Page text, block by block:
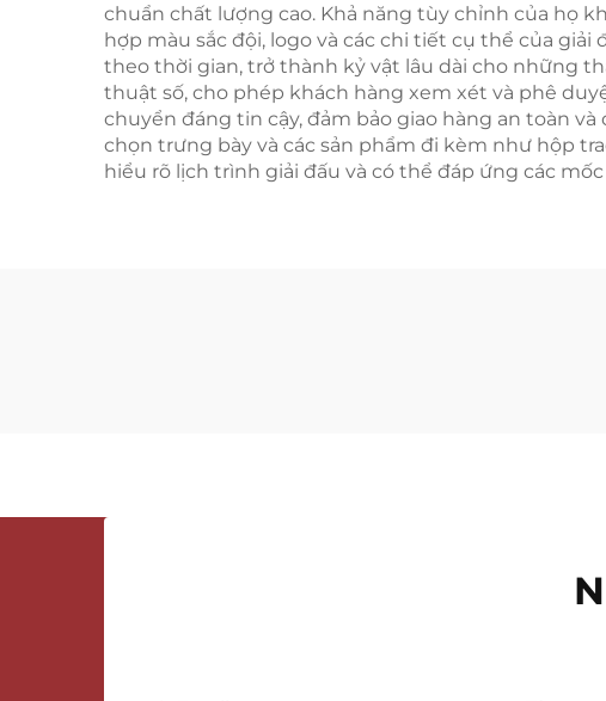
chuẩn chất lượng cao. Khả năng tùy chỉnh của họ
hợp màu sắc đội, logo và các chi tiết cụ thể của
theo thời gian, trở thành kỷ vật lâu dài cho những
thuật số, cho phép khách hàng xem xét và phê
chuyển đáng tin cậy, đảm bảo giao hàng an toàn
chọn trưng bày và các sản phẩm đi kèm như hộp
hiểu rõ lịch trình giải đấu và có thể đáp ứng các